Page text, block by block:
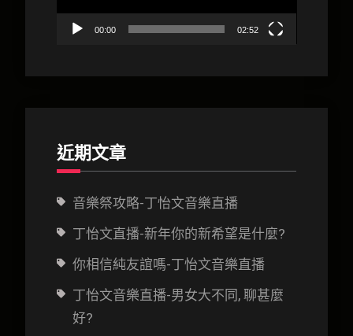
00:00 02:52
近期文章
音樂祭攻略-丁怡文音樂直播
丁怡文直播-新年你的新希望是什麼?
你相信純友誼嗎-丁怡文音樂直播
丁怡文音樂直播-男女大不同, 聊甚麼
好?